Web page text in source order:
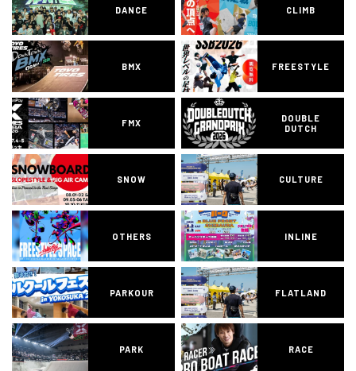
DANCE CLIMB
BMX FREESTYLE
FMX
DOUBLE
DUTCH
SNOW CULTURE
OTHERS INLINE
PARKOUR FLATLAND
PARK RACE